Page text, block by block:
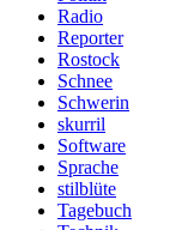
Radio
Reporter
Rostock
Schnee
Schwerin
skurril
Software
Sprache
stilblüte
Tagebuch